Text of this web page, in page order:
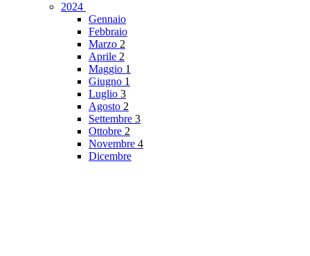
2024
Gennaio
Febbraio
Marzo 2
Aprile 2
Maggio 1
Giugno 1
Luglio 3
Agosto 2
Settembre 3
Ottobre 2
Novembre 4
Dicembre